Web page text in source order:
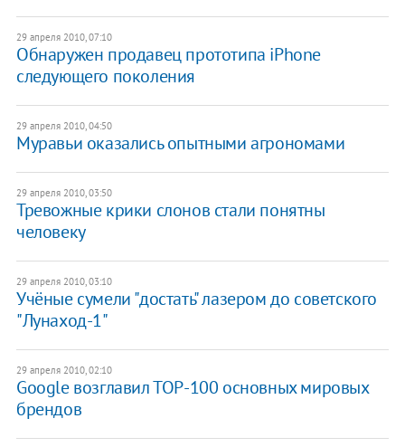
29 апреля 2010, 07:10
Обнаружен продавец прототипа iPhone
следующего поколения
29 апреля 2010, 04:50
Муравьи оказались опытными агрономами
29 апреля 2010, 03:50
Тревожные крики слонов стали понятны
человеку
29 апреля 2010, 03:10
Учёные сумели "достать" лазером до советского
"Лунаход-1"
29 апреля 2010, 02:10
Google возглавил ТОР-100 основных мировых
брендов